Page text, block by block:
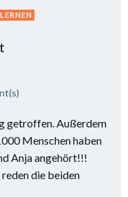
getroffen. Außerdem
Menschen haben
Anja angehört!!!
die beiden